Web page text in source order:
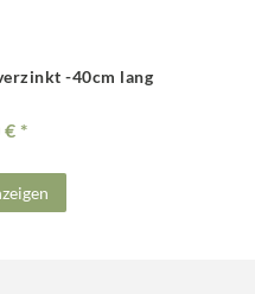
-40cm lang
€